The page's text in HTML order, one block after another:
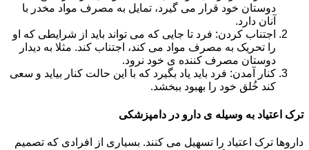
دوستان خود قرار می گیرد، تمایل به مصرف مواد مخدر با
آنان دارد.
اجتناب کردن: فرد تا جایی که می تواند باید از شرایطی که او
را تحریک به مصرف مواد می کند، اجتناب کند. مثلا به دیدار
دوستان مصرف کننده ی خود نرود.
کنار آمدن: فرد باید یاد بگیرد که با این حالت کنار بیاید و سعی
کند خُلق خود را بهبود ببخشد.
ترک اعتیاد به وسیله ی دارو در دامپزشکی
داروها ترک اعتیاد را تسهیل می کنند. بسیاری از افرادی که تصمیم